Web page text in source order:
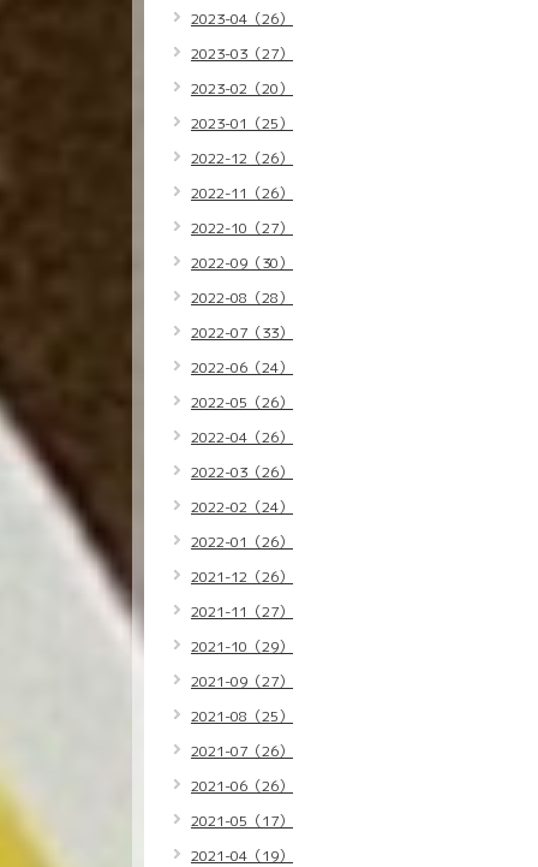
2023-04（26）
2023-03（27）
2023-02（20）
2023-01（25）
2022-12（26）
2022-11（26）
2022-10（27）
2022-09（30）
2022-08（28）
2022-07（33）
2022-06（24）
2022-05（26）
2022-04（26）
2022-03（26）
2022-02（24）
2022-01（26）
2021-12（26）
2021-11（27）
2021-10（29）
2021-09（27）
2021-08（25）
2021-07（26）
2021-06（26）
2021-05（17）
2021-04（19）